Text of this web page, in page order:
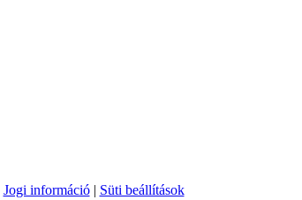
Jogi információ| Süti beállítások